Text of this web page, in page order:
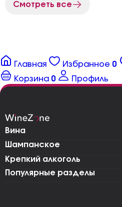
Смотреть все
Главная Избранное 0
Корзина 0 Профиль
Вина
Шампанское
Крепкий алкоголь
Популярные разделы